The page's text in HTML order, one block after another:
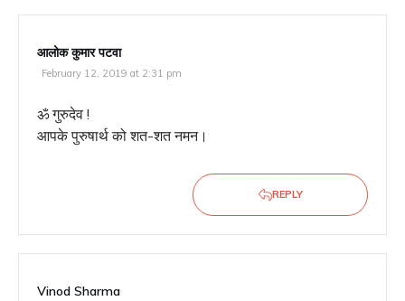
आलोक कुमार पटवा
February 12, 2019 at 2:31 pm
ॐ गुरुदेव !
आपके पुरुषार्थ को शत-शत नमन।
REPLY
Vinod Sharma